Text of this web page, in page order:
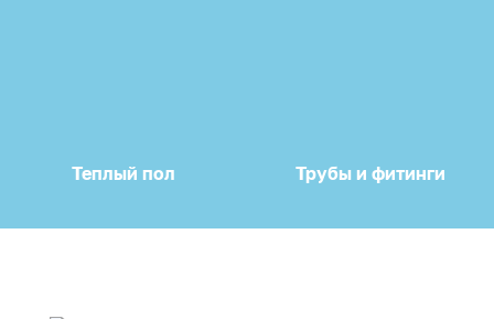
Теплый пол Трубы и фитинги